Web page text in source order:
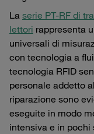
La serie PT-RF di
lettori rappresenta
universali di
con tecnologia a
tecnologia RFID
personale addetto
riparazione sono
eseguite in modo
intensiva e in